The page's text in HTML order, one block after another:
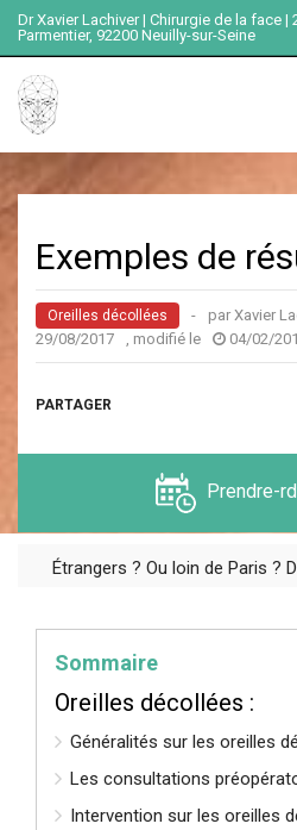
Dr Xavier Lachiver | Chirurgie de la face |
Parmentier, 92200 Neuilly-sur-Seine
Exemples de
Oreilles décollées - par Xavier
29/08/2017
, modifié le 04/02/
PARTAGER
Prendre-
Étrangers ? Ou loin de Paris ?
Sommaire
Oreilles décollées :
Généralités sur les oreilles
Les consultations
Intervention sur les oreilles